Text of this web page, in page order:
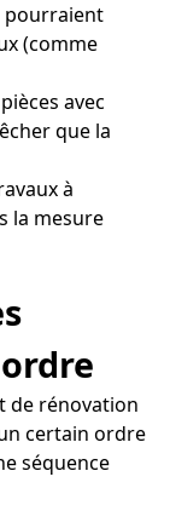
pourraient
(comme
avec
que la
à
la mesure
de rénovation
certain ordre
séquence